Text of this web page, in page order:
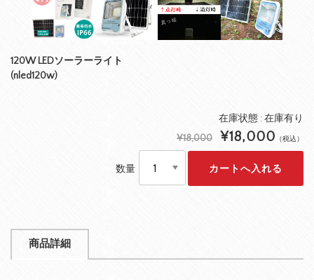
120W LEDソーラーライト
(nled120w)
在庫状態 : 在庫有り
¥18,000
¥18,000 （税込）
数量
商品詳細